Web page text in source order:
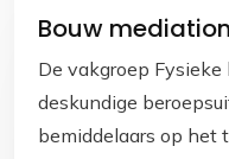
Bouw mediation
De vakgroep
deskundige
bemiddelaars op het